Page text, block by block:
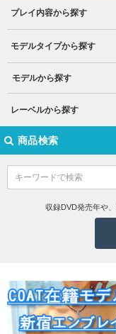
プレイ内容から探す
モデルタイプから探す
モデルから探す
レーベルから探す
商品検索
収録DVD発売年や